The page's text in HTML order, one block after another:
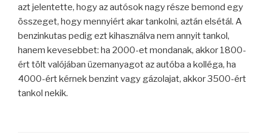
azt jelentette, hogy az autósok nagy része bemond egy
összeget, hogy mennyiért akar tankolni, aztán elsétál. A
benzinkutas pedig ezt kihasználva nem annyit tankol,
hanem kevesebbet: ha 2000-et mondanak, akkor 1800-
ért tölt valójában üzemanyagot az autóba a kolléga, ha
4000-ért kérnek benzint vagy gázolajat, akkor 3500-ért
tankol nekik.